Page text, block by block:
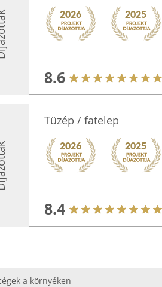
8.6
Tüzép / fatelep
8.4
a környéken